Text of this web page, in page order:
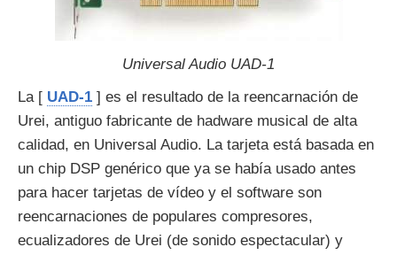
Universal Audio UAD-1
La [ UAD-1 ] es el resultado de la reencarnación de
Urei, antiguo fabricante de hadware musical de alta
calidad, en Universal Audio. La tarjeta está basada en
un chip DSP genérico que ya se había usado antes
para hacer tarjetas de vídeo y el software son
reencarnaciones de populares compresores,
ecualizadores de Urei (de sonido espectacular) y